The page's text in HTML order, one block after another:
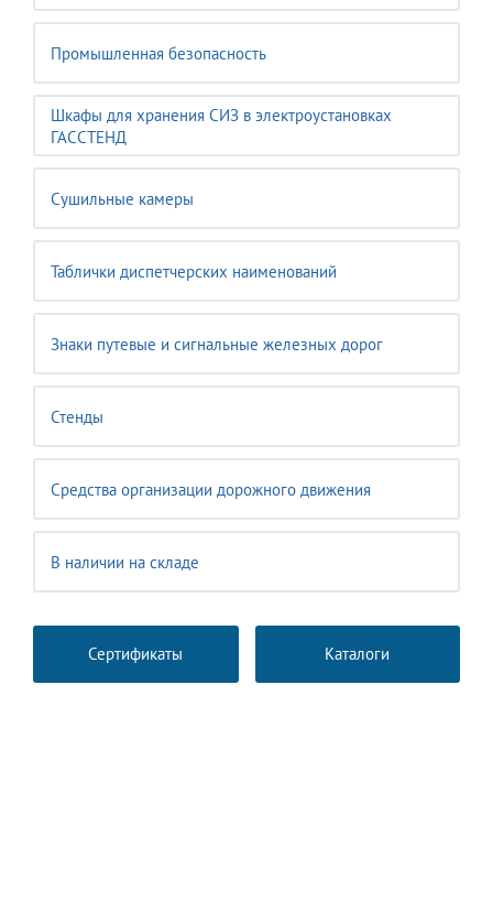
Промышленная безопасность
Шкафы для хранения СИЗ в электроустановках
ГАССТЕНД
Сушильные камеры
Таблички диспетчерских наименований
Знаки путевые и сигнальные железных дорог
Стенды
Средства организации дорожного движения
В наличии на складе
Сертификаты Каталоги